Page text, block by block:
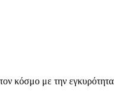
κόσμο με την εγκυρότητα